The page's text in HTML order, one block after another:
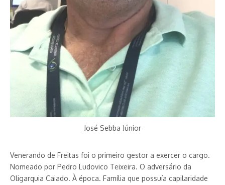
José Sebba Júnior
Venerando de Freitas foi o primeiro gestor a exercer o cargo.
Nomeado por Pedro Ludovico Teixeira. O adversário da
Oligarquia Caiado. À época. Família que possuía capilaridade